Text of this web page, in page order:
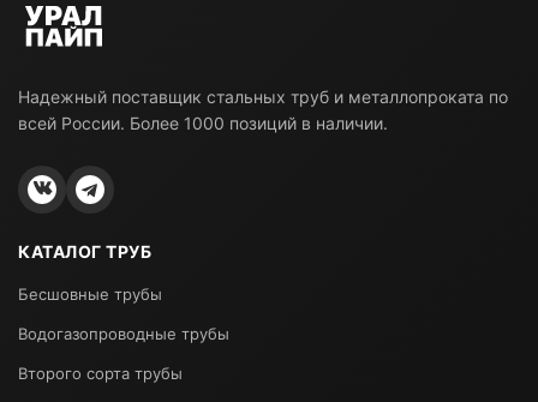
Надежный поставщик стальных труб и металлопроката по
всей России. Более 1000 позиций в наличии.
КАТАЛОГ ТРУБ
Бесшовные трубы
Водогазопроводные трубы
Второго сорта трубы